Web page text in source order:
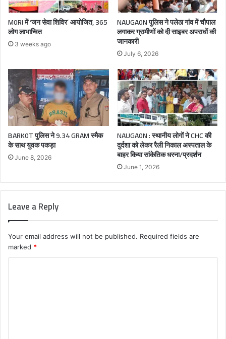
M0RI में ‘जन सेवा शिविर’ आयोजित, 365
लोग लाभान्वित
3 weeks ago
NAUGA0N पुलिस ने पलेठा गांव में चौपाल
लगाकर ग्रामीणों को दी साइबर अपराधों की
जानकारी
July 6, 2026
BARK0T पुलिस ने 9.34 GRAM स्मैक
के साथ युवक पकड़ा
June 8, 2026
NAUGA0N : स्थानीय लोगों ने CHC की
दुर्दशा को लेकर रैली निकाल अस्पताल के
बाहर किया सांकेतिक धरना/प्रदर्शन
June 1, 2026
Leave a Reply
Your email address will not be published. Required fields are
marked *